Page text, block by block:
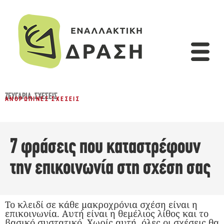
ΖΕΥΓΆΡΙΑ,ΣΧΈΣΕΙΣ
ΑΝΘΡΏΠΙΝΕΣ ΣΧΈΣΕΙΣ
7 φράσεις που καταστρέφουν
την επικοινωνία στη σχέση σας
Το κλειδί σε κάθε μακροχρόνια σχέση είναι η
επικοινωνία. Αυτή είναι η θεμέλιος λίθος και το